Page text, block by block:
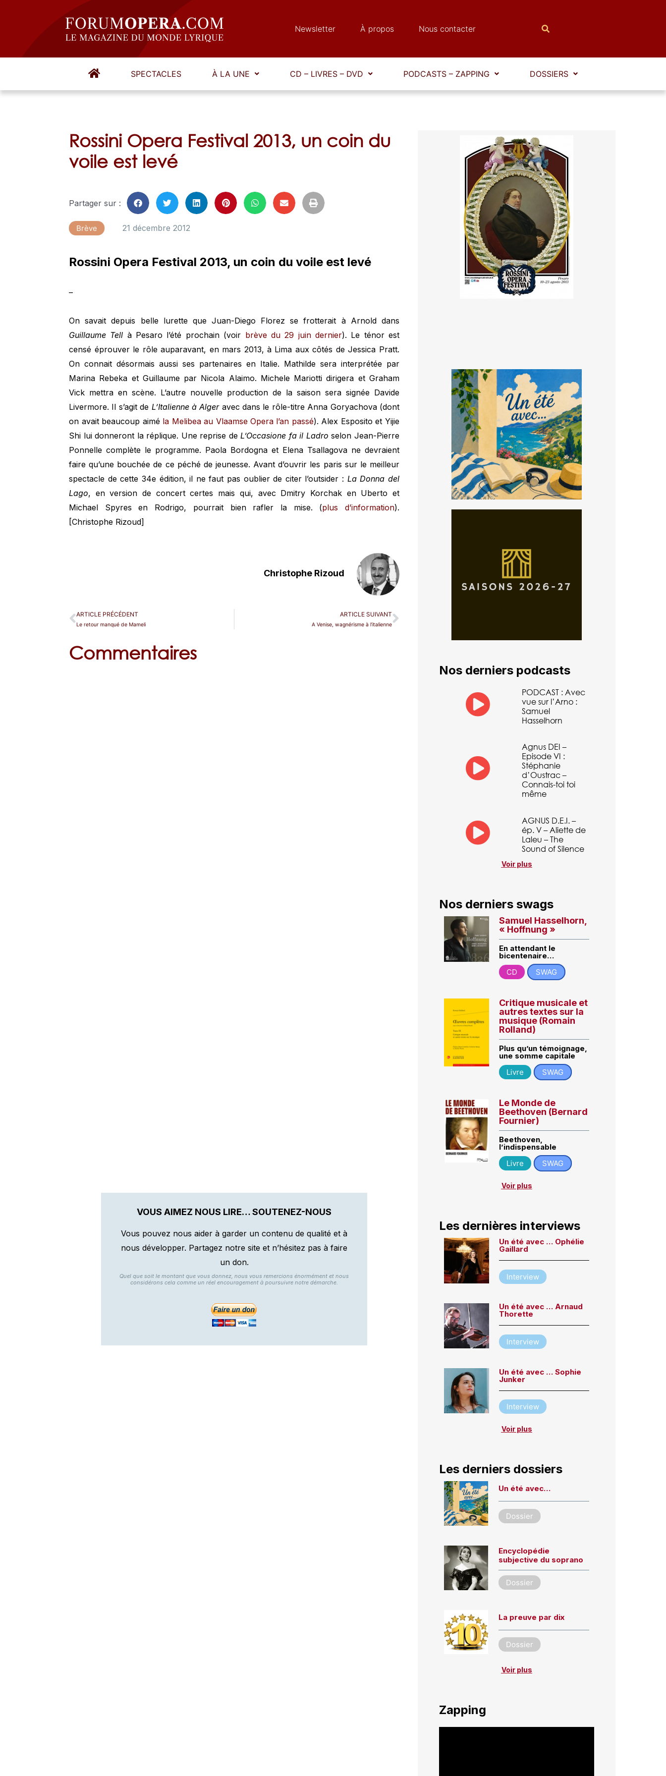
Newsletter À propos Nous contacter
SPECTACLES À LA UNE CD – LIVRES – DVD PODCASTS – ZAPPING DOSSIERS
Rossini Opera Festival 2013, un coin du
voile est levé
Partager sur :
Brève 21 décembre 2012
Rossini Opera Festival 2013, un coin du voile est levé
–
On savait depuis belle lurette que Juan-Diego Florez se frotterait à Arnold dans
Guillaume Tell à Pesaro l’été prochain (voir brève du 29 juin dernier). Le ténor est
censé éprouver le rôle auparavant, en mars 2013, à Lima aux côtés de Jessica Pratt.
On connait désormais aussi ses partenaires en Italie. Mathilde sera interprétée par
Marina Rebeka et Guillaume par Nicola Alaimo. Michele Mariotti dirigera et Graham
Vick mettra en scène. L’autre nouvelle production de la saison sera signée Davide
Livermore. Il s’agit de L’Italienne à Algeravec dans le rôle-titre Anna Goryachova (dont
on avait beaucoup aimé la Melibea au Vlaamse Opera l’an passé). Alex Esposito et Yijie
Shi lui donneront la réplique. Une reprise deL’Occasione fa il Ladroselon Jean-Pierre
Ponnelle complète le programme. Paola Bordogna et Elena Tsallagova ne devraient
faire qu’une bouchée de ce péché de jeunesse. Avant d’ouvrir les paris sur le meilleur
spectacle de cette 34e édition, il ne faut pas oublier de citer l’outsider : La Donna del
Lago, en version de concert certes mais qui, avec Dmitry Korchak en Uberto et
Michael Spyres en Rodrigo, pourrait bien rafler la mise. (plus d’information).
[Christophe Rizoud]
Christophe Rizoud
ARTICLE PRÉCÉDENT
Le retour manqué de Mameli
ARTICLE SUIVANT
A Venise, wagnérisme à l’italienne
Commentaires
VOUS AIMEZ NOUS LIRE… SOUTENEZ-NOUS
Vous pouvez nous aider à garder un contenu de qualité et à
nous développer. Partagez notre site et n’hésitez pas à faire
un don.
Quel que soit le montant que vous donnez, nous vous remercions énormément et nous
considérons cela comme un réel encouragement à poursuivre notre démarche.
Nos derniers podcasts
PODCAST : Avec
vue sur l’Arno :
Samuel
Hasselhorn
Agnus DEI –
Episode VI :
Stéphanie
d’Oustrac –
Connais-toi toi
même
AGNUS D.E.I. –
ép. V – Aliette de
Laleu – The
Sound of Silence
Voir plus
Nos derniers swags
Samuel Hasselhorn,
« Hoffnung »
En attendant le
bicentenaire…
CD
SWAG
Critique musicale et
autres textes sur la
musique (Romain
Rolland)
Plus qu’un témoignage,
une somme capitale
Livre
SWAG
Le Monde de
Beethoven (Bernard
Fournier)
Beethoven,
l’indispensable
Livre
SWAG
Voir plus
Les dernières interviews
Un été avec … Ophélie
Gaillard
Interview
Un été avec … Arnaud
Thorette
Interview
Un été avec … Sophie
Junker
Interview
Voir plus
Les derniers dossiers
Un été avec…
Dossier
Encyclopédie
subjective du soprano
Dossier
La preuve par dix
Dossier
Voir plus
Zapping